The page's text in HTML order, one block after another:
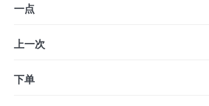
一点
上一次
下单